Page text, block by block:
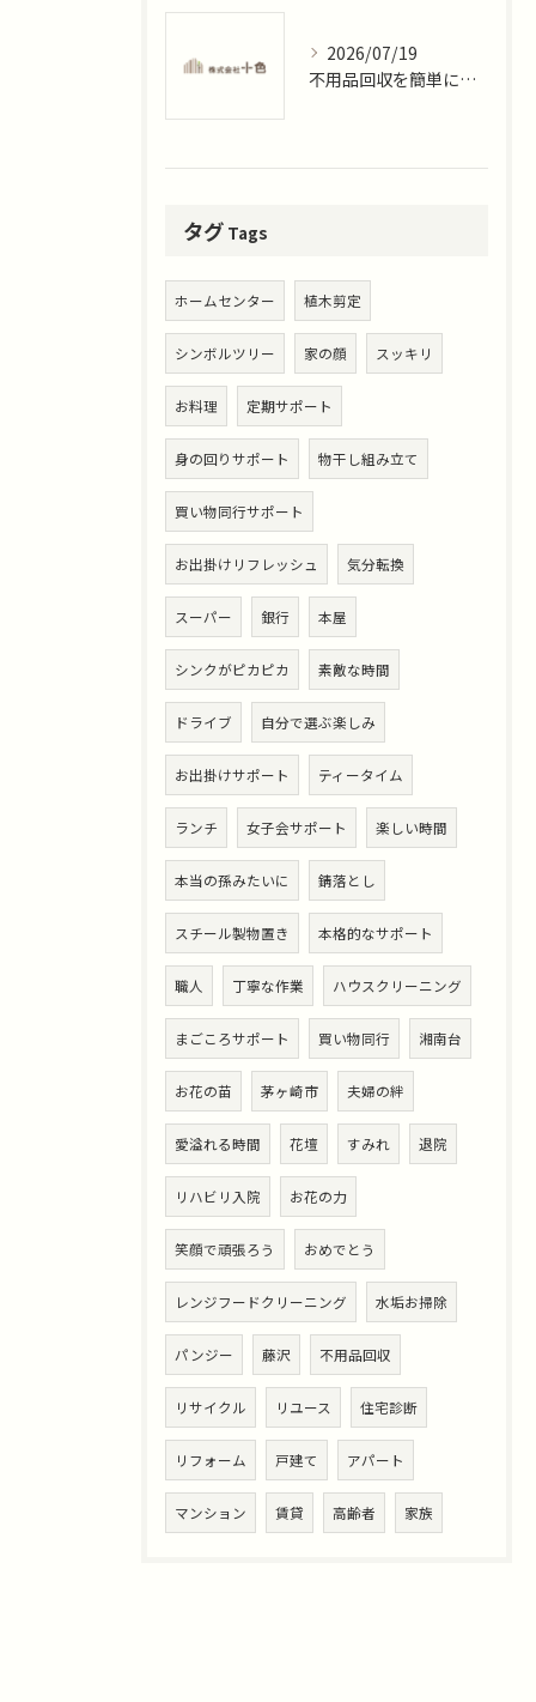
2026/07/19
不用品回収を簡単に進めたい方必見神奈川県藤沢市みその台で安心業者選びのポイント
タグ Tags
ホームセンター 植木剪定
シンボルツリー 家の顔 スッキリ
お料理 定期サポート
身の回りサポート 物干し組み立て
買い物同行サポート
お出掛けリフレッシュ 気分転換
スーパー 銀行 本屋
シンクがピカピカ 素敵な時間
ドライブ 自分で選ぶ楽しみ
お出掛けサポート ティータイム
ランチ 女子会サポート 楽しい時間
本当の孫みたいに 錆落とし
スチール製物置き 本格的なサポート
職人 丁寧な作業 ハウスクリーニング
まごころサポート 買い物同行 湘南台
お花の苗 茅ヶ崎市 夫婦の絆
愛溢れる時間 花壇 すみれ 退院
リハビリ入院 お花の力
笑顔で頑張ろう おめでとう
レンジフードクリーニング 水垢お掃除
パンジー 藤沢 不用品回収
リサイクル リユース 住宅診断
リフォーム 戸建て アパート
マンション 賃貸 高齢者 家族